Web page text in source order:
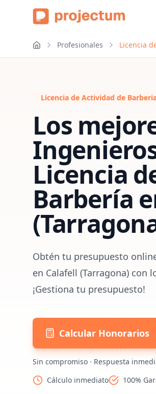
Profesionales Licencia
Licencia de Actividad de
Los
Licencia
Barbería
Obtén tu presupuesto
en Calafell (Tarragona) con
¡Gestiona tu presupuesto!
Calcular Honorarios
Sin compromiso · Respuesta
Cálculo inmediato
100%